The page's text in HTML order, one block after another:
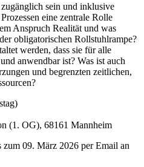
sein und inklusive
eine zentrale Rolle
Anspruch Realität und was
obligatorischen Rollstuhlrampe?
werden, dass sie für alle
anwendbar ist? Was ist auch
und begrenzten zeitlichen,
(1. OG), 68161 Mannheim
09. März 2026 per Email an